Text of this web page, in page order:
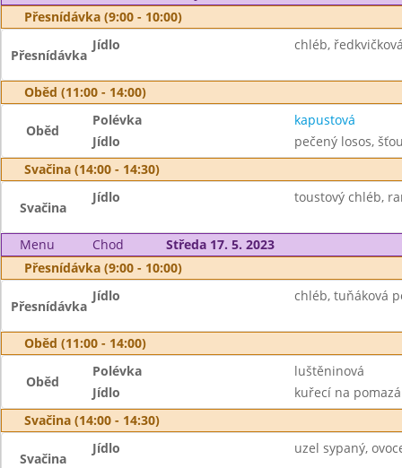
Přesnídávka (9:00 - 10:00)
Přesnídávka
Jídlo chléb,
Oběd (11:00 - 14:00)
Oběd
Polévka
kapustová
Jídlo
pečený losos,
Svačina (14:00 - 14:30)
Svačina
Jídlo toustový chléb,
Menu Chod
Středa 17. 5. 2023
Přesnídávka (9:00 - 10:00)
Přesnídávka
Jídlo chléb, tuňáková
Oběd (11:00 - 14:00)
Oběd
Polévka
luštěninová
Jídlo
kuřecí na
Svačina (14:00 - 14:30)
Svačina
Jídlo uzel sypaný,